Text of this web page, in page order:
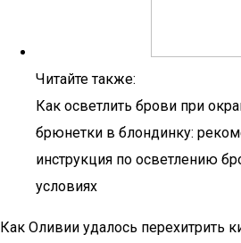
Читайте также:
Как осветлить брови при
брюнетки в блондинку:
инструкция по осветлению
условиях
Как Оливии удалось перехитрить